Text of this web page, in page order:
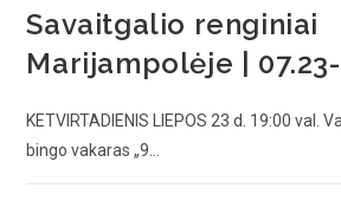
Savaitgalio renginiai
Marijampolėje |
KETVIRTADIENIS LIEPOS 23 d. 19:00 val.
bingo vakaras „9…